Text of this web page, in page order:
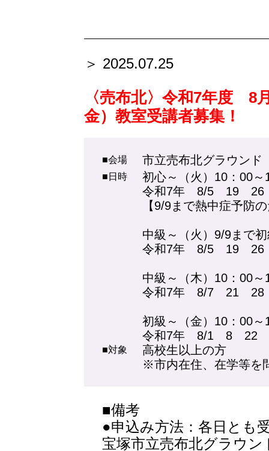
＞ 2025.07.25
〈売布北〉令和7年度 8
金）教室受講者募集！
■会場 市立売布北グラウンド
■日時
初心～（火）10：00～
令和7年 8/5 19
【9/9まで熱中症予
中級～（火）9/9まで
令和7年 8/5 19 26
中級～（木）10：00～
令和7年 8/7 21
初級～（金）10：00～
令和7年 8/1 8 22
■対象
高校生以上の方
※市内在住、在学等を
■備考
●申込み方法：各日とも
宝塚市立売布北グラウ